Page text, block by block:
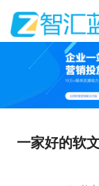
一家好的软